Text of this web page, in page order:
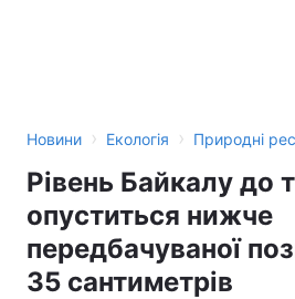
Новини › Екологія › Природні
Рівень Байкалу до
опуститься нижче
передбачуваної
35 сантиметрів